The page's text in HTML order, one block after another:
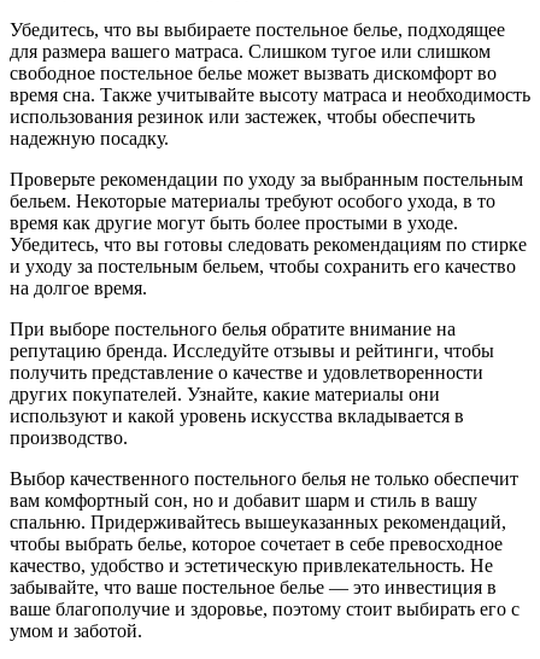
Убедитесь, что вы выбираете постельное белье, подходящее
для размера вашего матраса. Слишком тугое или слишком
свободное постельное белье может вызвать дискомфорт во
время сна. Также учитывайте высоту матраса и необходимость
использования резинок или застежек, чтобы обеспечить
надежную посадку.
Проверьте рекомендации по уходу за выбранным постельным
бельем. Некоторые материалы требуют особого ухода, в то
время как другие могут быть более простыми в уходе.
Убедитесь, что вы готовы следовать рекомендациям по стирке
и уходу за постельным бельем, чтобы сохранить его качество
на долгое время.
При выборе постельного белья обратите внимание на
репутацию бренда. Исследуйте отзывы и рейтинги, чтобы
получить представление о качестве и удовлетворенности
других покупателей. Узнайте, какие материалы они
используют и какой уровень искусства вкладывается в
производство.
Выбор качественного постельного белья не только обеспечит
вам комфортный сон, но и добавит шарм и стиль в вашу
спальню. Придерживайтесь вышеуказанных рекомендаций,
чтобы выбрать белье, которое сочетает в себе превосходное
качество, удобство и эстетическую привлекательность. Не
забывайте, что ваше постельное белье — это инвестиция в
ваше благополучие и здоровье, поэтому стоит выбирать его с
умом и заботой.